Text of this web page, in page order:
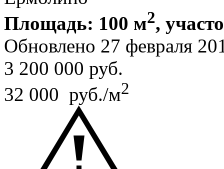
Площадь: 100 м2,
Обновлено 27 февраля
3 200 000 руб.
32 000 руб./м2